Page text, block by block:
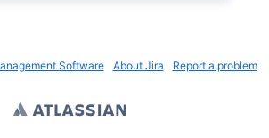
Software About Jira Report a problem